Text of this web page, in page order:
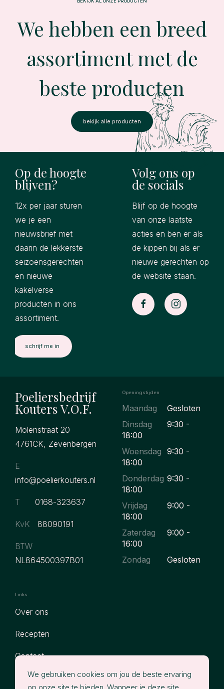
We hebben een breed
assortiment met de
beste producten
bekijk alle producten
Op de hoogte
blijven?
12x per jaar sturen
we je een
nieuwsbrief met
daarin de lekkerste
seizoensgerechten
en nieuwe
kakelverse
producten in ons
assortiment.
Volg ons op
de socials
Blijf op de hoogte
van onze laatste
acties en ben er als
de kippen bij als er
nieuwe gerechten op
de website staan.
Poeliersbedrijf
Kouters V.O.F.
Molenstraat 20
4761CK, Zevenbergen
E
info@poelierkouters.nl
T 0168-323637
KvK 88090191
BTW
NL864500397B01
Openingstijden
Maandag
Gesloten
Dinsdag
9:30 -
18:00
Woensdag 9:30 -
18:00
Donderdag 9:30 -
18:00
Vrijdag
9:00 -
18:00
Zaterdag
9:00 -
16:00
Zondag
Gesloten
Links
Over ons
Recepten
Contact
Assortiment
We gebruiken cookies om jou de beste ervaring